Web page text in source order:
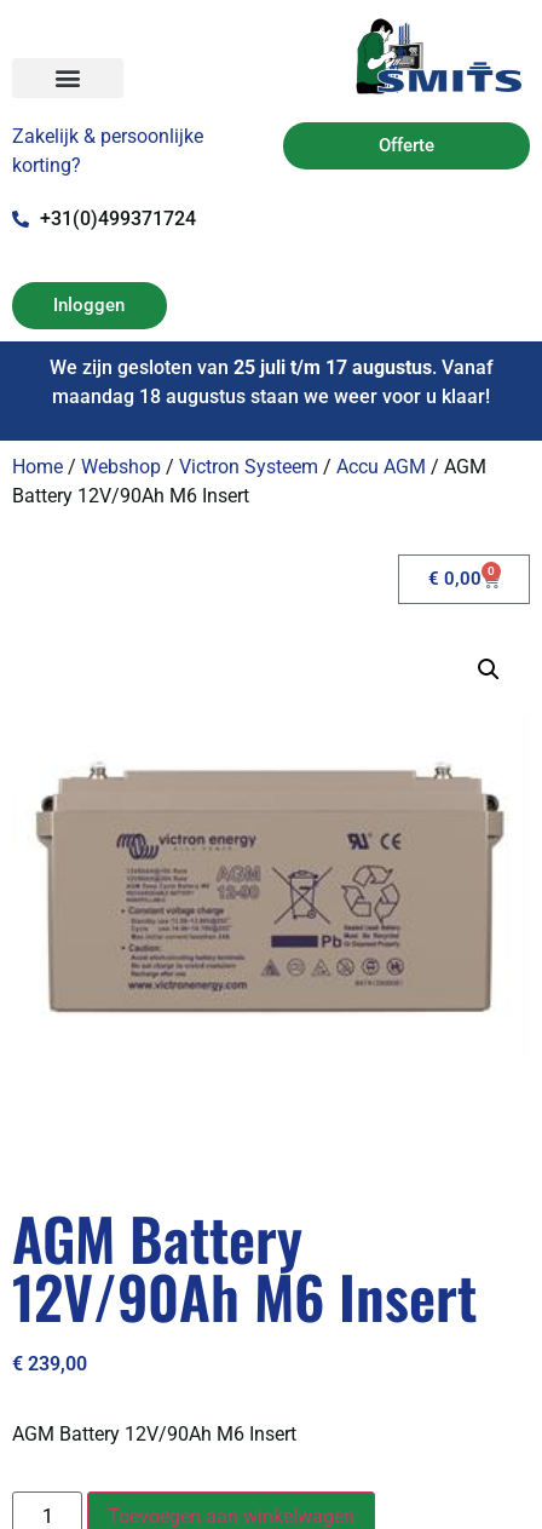
Zakelijk & persoonlijke
korting?
+31(0)499371724
Offerte
Inloggen
We zijn gesloten van 25 juli t/m 17 augustus. Vanaf
maandag 18 augustus staan we weer voor u klaar!
Home / Webshop / Victron Systeem / Accu AGM / AGM
Battery 12V/90Ah M6 Insert
€ 0,00 0
AGM Battery
12V/90Ah M6 Insert
€ 239,00
AGM Battery 12V/90Ah M6 Insert
Toevoegen aan winkelwagen